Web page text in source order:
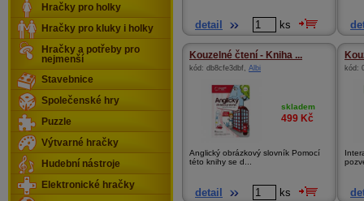
detail ks
Kouzelné čtení - Kniha ...
kód: db8cfe3dbf, Albi
skladem
499 Kč
Anglický obrázkový slovník Pomocí
této knihy se d...
detail ks
kód:
Hračky pro holky
Hračky pro kluky i holky
Hračky a potřeby pro
nejmenší
Stavebnice
Společenské hry
Puzzle
Výtvarné hračky
Hudební nástroje
Elektronické hračky